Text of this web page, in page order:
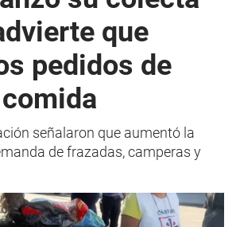
que
pedidos de
señalaron que aumentó la
de frazadas, camperas y